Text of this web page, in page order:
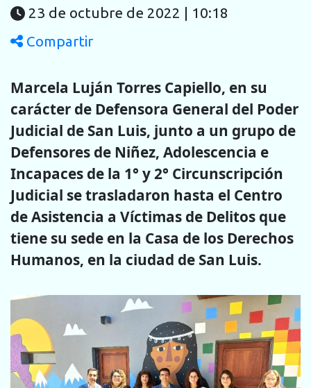
23 de octubre de 2022 | 10:18
Compartir
Marcela Luján Torres Capiello, en su
carácter de Defensora General del Poder
Judicial de San Luis, junto a un grupo de
Defensores de Niñez, Adolescencia e
Incapaces de la 1° y 2° Circunscripción
Judicial se trasladaron hasta el Centro
de Asistencia a Víctimas de Delitos que
tiene su sede en la Casa de los Derechos
Humanos, en la ciudad de San Luis.